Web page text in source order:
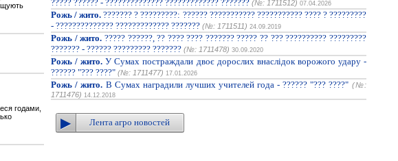
годами,
????? ?????? - ?????????????? ????????????? ??????? (№: 1711512) 07.04.2026
Рожь / жито. ??????? ? ?????????: ?????? ??????????? ??????????? ???? ? ?????????
- ?????????????? ????????????? ??????? (№: 1711511) 24.09.2019
Рожь / жито. ????? ??????, ?? ???? ???? ??????? ????? ?? ??? ?????????? ?????????
??????? - ?????? ????????? ??????? (№: 1711478) 30.09.2020
Рожь / жито. У Сумах постраждали двоє дорослих внаслідок ворожого удару -
?????? "??? ????" (№: 1711477) 17.01.2026
Рожь / жито. В Сумах наградили лучших учителей года - ?????? "??? ????" (№:
1711476) 14.12.2018
Лента агро новостей